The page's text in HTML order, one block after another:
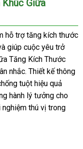
Giữa
hỗ trợ tăng kích thước
giúp cuộc yêu trở
Tăng Kích Thước
nhắc. Thiết kế thông
tuột hiệu quả
hành lý tưởng cho
thú vị trong